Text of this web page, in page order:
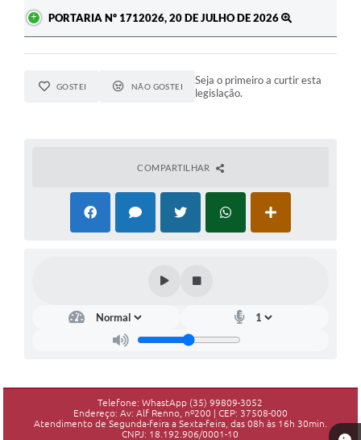
PORTARIA Nº 1712026, 20 DE JULHO DE 2026
GOSTEI NÃO GOSTEI
Seja o primeiro a curtir esta
legislação.
COMPARTILHAR
Telefone: WhastApp (35) 99809-3052
Endereço: Av: Alf Renno, nº200 | CEP: 37508-000
Atendimento de Segunda-feira a Sexta-feira, das 08h às 16h 30min.
CNPJ: 18.192.906/0001-10